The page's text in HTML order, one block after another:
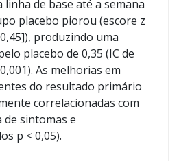
linha de base até a semana
placebo piorou (escore z
produzindo uma
placebo de 0,35 (IC de
As melhorias em
do resultado primário
correlacionadas com
de sintomas e
p < 0,05).